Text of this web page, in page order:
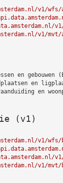
v1/wfs/
v1/
v1/mvt/
en gebouwen
en
en
(v1)
v1/wfs/
v1/mvt/